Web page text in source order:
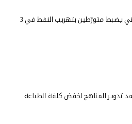
الأمن الوطني يضبط متورّطين بتهريب النفط في 3
تدوير المناهج لخفض كلفة الطباعة